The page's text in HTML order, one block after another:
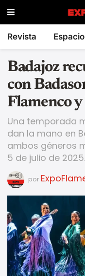
Revista Espacio
Badajoz
con
Flamenco y
Una temporada
dan la mano en
ambos géneros
5 de julio de 2025.
por